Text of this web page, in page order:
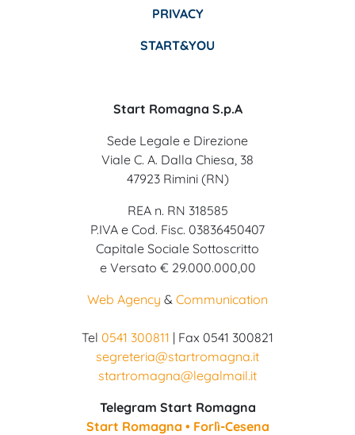
PRIVACY
START&YOU
Start Romagna S.p.A
Sede Legale e Direzione
Viale C. A. Dalla Chiesa, 38
47923 Rimini (RN)
REA n. RN 318585
P.IVA e Cod. Fisc. 03836450407
Capitale Sociale Sottoscritto
e Versato € 29.000.000,00
Web Agency & Communication
Tel 0541 300811 | Fax 0541 300821
segreteria@startromagna.it
startromagna@legalmail.it
Telegram Start Romagna
Start Romagna • Forlì-Cesena